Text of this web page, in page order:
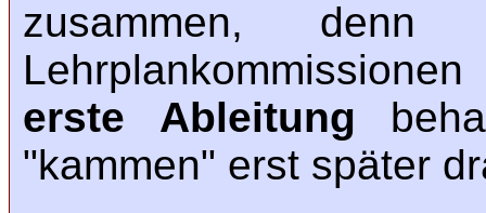
zusammen,
erste Ableitung
"kammen" erst später